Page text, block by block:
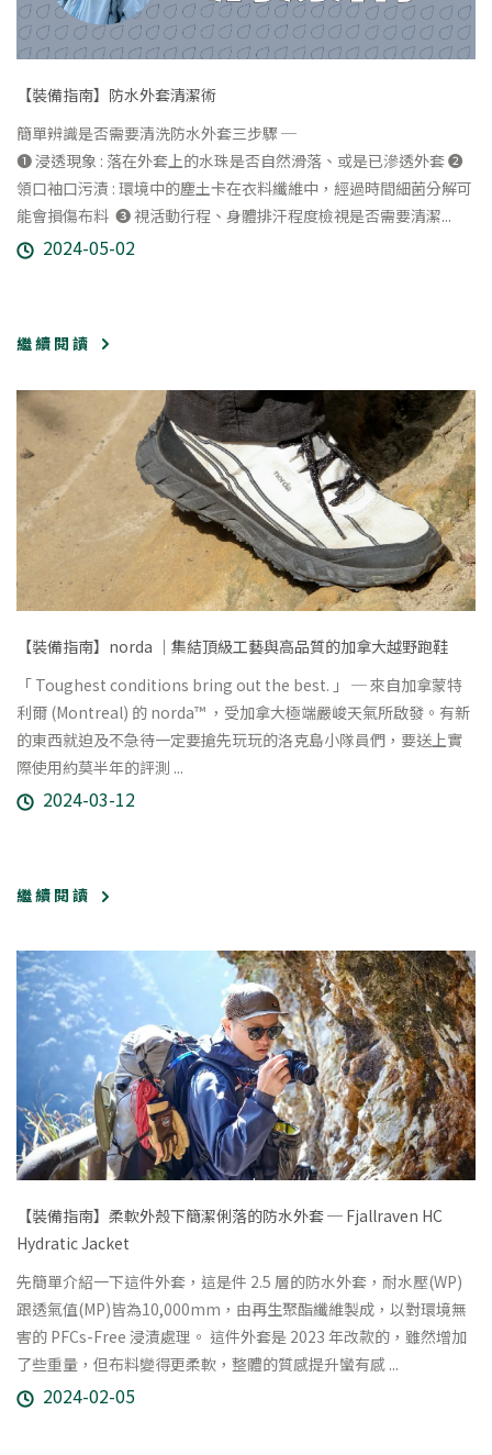
【裝備指南】防水外套清潔術
簡單辨識是否需要清洗防水外套三步驟 ─
❶ 浸透現象 : 落在外套上的水珠是否自然滑落、或是已滲透外套❷
領口袖口污漬 : 環境中的塵土卡在衣料纖維中，經過時間細菌分解可
能會損傷布料 ❸ 視活動行程、身體排汗程度檢視是否需要清潔...
2024-05-02
繼 續 閱 讀
【裝備指南】norda ｜集結頂級工藝與高品質的加拿大越野跑鞋
「 Toughest conditions bring out the best. 」 ─ 來自加拿蒙特
利爾 (Montreal) 的 norda™ ，受加拿大極端嚴峻天氣所啟發。有新
的東西就迫及不急待一定要搶先玩玩的洛克島小隊員們，要送上實
際使用約莫半年的評測 ...
2024-03-12
繼 續 閱 讀
【裝備指南】柔軟外殼下簡潔俐落的防水外套 ─ Fjallraven HC
Hydratic Jacket
先簡單介紹一下這件外套，這是件 2.5 層的防水外套，耐水壓(WP)
跟透氣值(MP)皆為10,000mm，由再生聚酯纖維製成，以對環境無
害的 PFCs-Free 浸漬處理。 這件外套是 2023 年改款的，雖然增加
了些重量，但布料變得更柔軟，整體的質感提升蠻有感 ...
2024-02-05